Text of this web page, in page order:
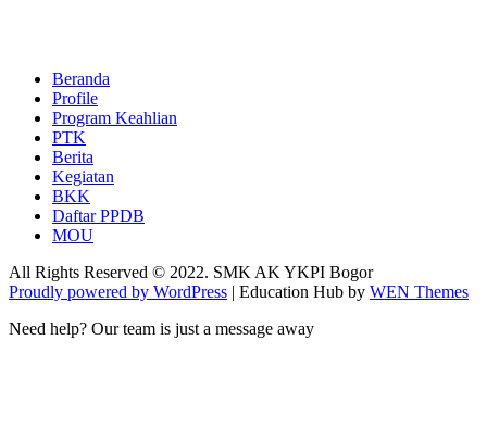
Beranda
Profile
Program Keahlian
PTK
Berita
Kegiatan
BKK
Daftar PPDB
MOU
All Rights Reserved © 2022. SMK AK YKPI Bogor
Proudly powered by WordPress | Education Hub by WEN Themes
Need help? Our team is just a message away